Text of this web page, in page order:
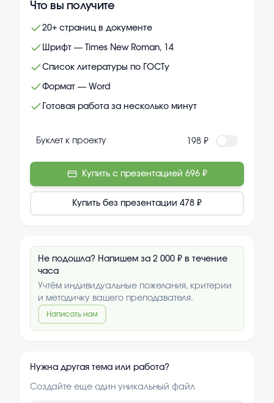
Что вы получите
20+ страниц в документе
Шрифт — Times New Roman, 14
Список литературы по ГОСТу
Формат — Word
Готовая работа за несколько минут
Буклет к проекту 198 ₽
Купить с презентацией 696 ₽
Купить без презентации 478 ₽
Не подошла? Напишем за 2 000 ₽ в течение
часа
Учтём индивидуальные пожелания, критерии
и методичку вашего преподавателя.
Написать нам
Нужна другая тема или работа?
Создайте еще один уникальный файл